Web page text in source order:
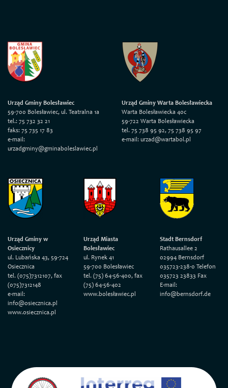
Urząd Gminy Bolesławiec
59-700 Bolesławiec, ul. Teatralna 1a
tel.: 75 732 32 21
faks: 75 735 17 83
e-mail:
urzadgminy@gminaboleslawiec.pl
Urząd Gminy Warta Bolesławiecka
Warta Bolesławiecka 40c
59-722 Warta Bolesławiecka
tel. 75 738 95 92, 75 738 95 97
e-mail: urzad@wartabol.pl
Urząd Gminy w
Osiecznicy
ul. Lubańska 43, 59-724
Osiecznica
tel. (075)7312107, fax
(075)7312148
e-mail:
info@osiecznica.pl
www.osiecznica.pl
Urząd Miasta
Bolesławiec
ul. Rynek 41
59-700 Bolesławiec
tel. (75) 64-56-400, fax
(75) 64-56-402
www.bolesławiec.pl
Stadt Bernsdorf
Rathausallee 2
02994 Bernsdorf
035723-238-0 Telefon
035723 23833 Fax
E-mail:
info@bernsdorf.de